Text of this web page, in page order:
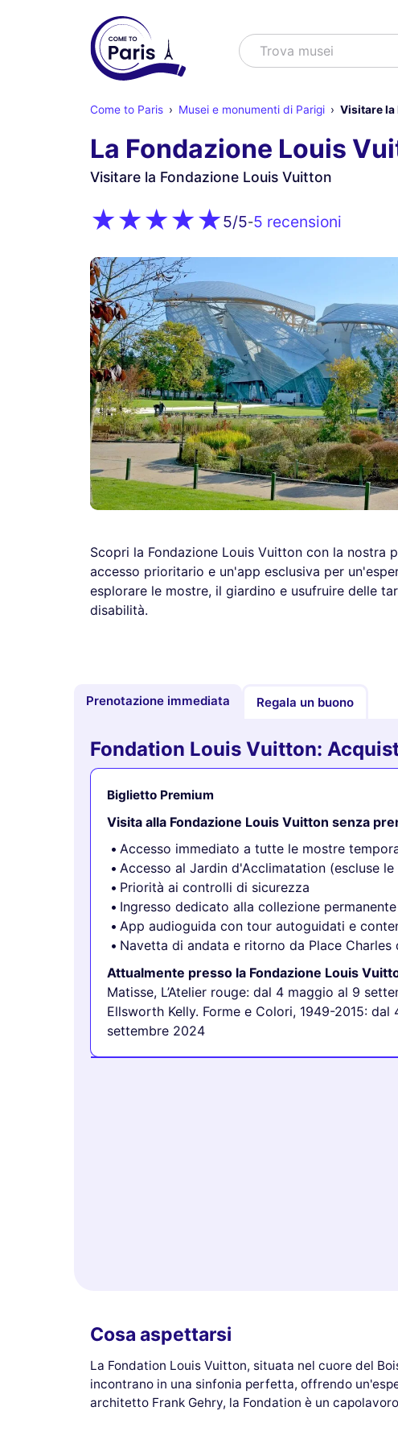
Cercare
Trova mus
Come to Paris Musei e monumenti di Parigi Visitare la
La Fondazione Louis
Visitare la Fondazione Louis Vuitton
5/5-5 recensioni
Scopri la Fondazione Louis Vuitton con la nostra
accesso prioritario e un'app esclusiva per
esplorare le mostre, il giardino e usufruire delle
disabilità.
Prenotazione immediata Regala un buono
Fondation Louis Vuitton:
Biglietto Premium
Visita alla Fondazione Louis Vuitton senza
Accesso immediato a tutte le mostre
Accesso al Jardin d'Acclimatation (escluse
Priorità ai controlli di sicurezza
Ingresso dedicato alla collezione
App audioguida con tour autoguidati e
Navetta di andata e ritorno da Place Charles
Attualmente presso la Fondazione Louis
Matisse, L’Atelier rouge: dal 4 maggio al 9
Ellsworth Kelly. Forme e Colori, 1949-2015: dal
settembre 2024
Cosa aspettarsi
La Fondation Louis Vuitton, situata nel cuore del
incontrano in una sinfonia perfetta, offrendo
architetto Frank Gehry, la Fondation è un